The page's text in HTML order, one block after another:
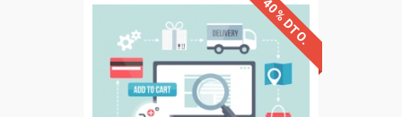
40% DTO.
Avalado y reconocido por
la
Universidad Nebrija
Sin requisitos de acceso